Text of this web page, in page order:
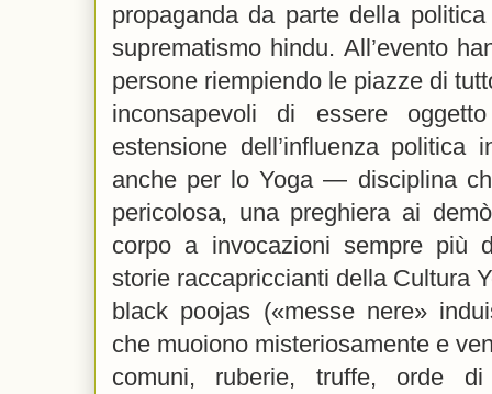
propaganda da parte della
suprematismo hindu. All’evento
persone riempiendo le piazze di
inconsapevoli di essere
estensione dell’influenza politica
anche per lo Yoga — disciplina
pericolosa, una preghiera ai
corpo a invocazioni sempre più
storie raccapriccianti della Cultura
black poojas («messe nere»
che muoiono misteriosamente e
comuni, ruberie, truffe, orde di